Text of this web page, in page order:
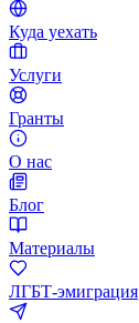
Куда уехать
Услуги
Гранты
О нас
Блог
Материалы
ЛГБТ-эмиграция